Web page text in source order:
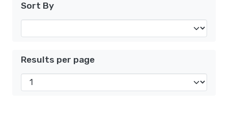
Sort By
Results per page